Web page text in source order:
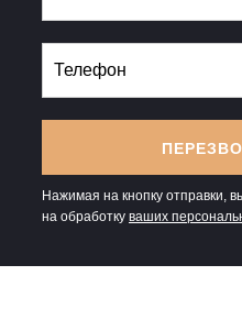
Нажимая на кнопку отправки,
на обработку ваших